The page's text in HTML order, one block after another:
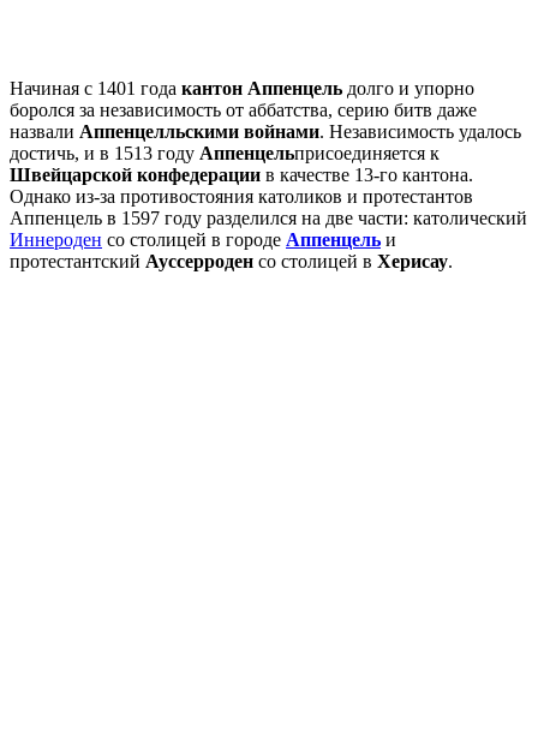
Начиная с 1401 года кантон Аппенцель долго и упорно
боролся за независимость от аббатства, серию битв даже
назвали Аппенцелльскими войнами. Независимость удалось
достичь, и в 1513 году Аппенцельприсоединяется к
Швейцарской конфедерации в качестве 13-го кантона.
Однако из-за противостояния католиков и протестантов
Аппенцель в 1597 году разделился на две части: католический
Иннероден со столицей в городе Аппенцель и
протестантский Ауссерроден со столицей в Херисау.